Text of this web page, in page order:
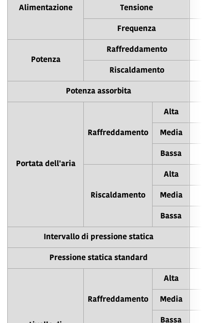
Alimentazione Tensione
Frequenza
Potenza
Raffreddamento
Riscaldamento
Potenza assorbita
Portata dell'aria
Raffreddamento
Alta
Media
Bassa
Riscaldamento
Alta
Media
Bassa
Intervallo di pressione statica
Pressione statica standard
Raffreddamento
Alta
Media
Bassa